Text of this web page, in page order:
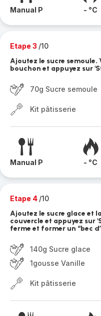
Manual P - °C
Etape 3 /10
Ajoutez le sucre semoule.
bouchon et appuyez sur
70g Sucre semoule
Kit pâtisserie
Manual P - °C
Etape 4 /10
Ajoutez le sucre glace et
couvercle et appuyez sur
ferme et former un “bec
140g Sucre glace
1gousse Vanille
Kit pâtisserie